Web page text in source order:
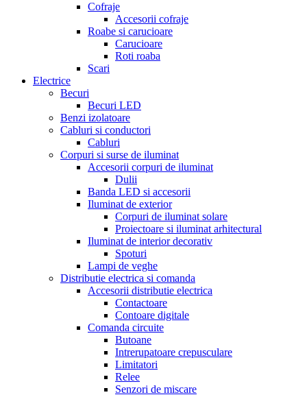
Cofraje
Accesorii cofraje
Roabe si carucioare
Carucioare
Roti roaba
Scari
Electrice
Becuri
Becuri LED
Benzi izolatoare
Cabluri si conductori
Cabluri
Corpuri si surse de iluminat
Accesorii corpuri de iluminat
Dulii
Banda LED si accesorii
Iluminat de exterior
Corpuri de iluminat solare
Proiectoare si iluminat arhitectural
Iluminat de interior decorativ
Spoturi
Lampi de veghe
Distributie electrica si comanda
Accesorii distributie electrica
Contactoare
Contoare digitale
Comanda circuite
Butoane
Intrerupatoare crepusculare
Limitatori
Relee
Senzori de miscare